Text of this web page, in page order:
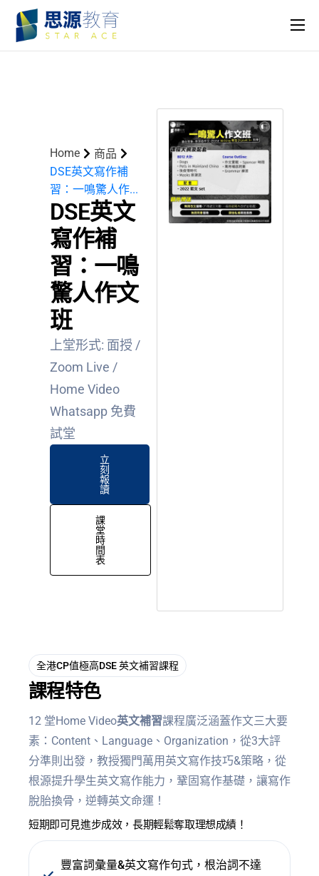
主頁
關於我們
Home
商品
DSE英文寫作補
習：一鳴驚人作...
DSE英文
寫作補
習：一鳴
驚人作文
班
上堂形式: 面授 /
Zoom Live /
Home Video
Whatsapp 免費
試堂
立
刻
報
讀
課
堂
時
間
表
全港CP值極高DSE 英文補習課程
課程特色
12 堂Home Video英文補習課程廣泛涵蓋作⽂三⼤要
素：Content、Language、Organization，從3大評
分準則出發，教授獨門萬用英文寫作技巧&策略，從
根源提升學生英文寫作能力，鞏固寫作基礎，讓寫作
脫胎換骨，逆轉英文命運！
短期即可見進步成效，長期輕鬆奪取理想成績！
豐富詞彙量&英文寫作句式，根治詞不達